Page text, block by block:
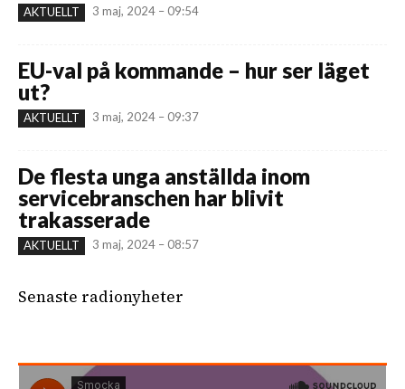
AKTUELLT 3 maj, 2024 – 09:54
EU-val på kommande – hur ser läget
ut?
AKTUELLT 3 maj, 2024 – 09:37
De flesta unga anställda inom
servicebranschen har blivit
trakasserade
AKTUELLT 3 maj, 2024 – 08:57
Senaste radionyheter